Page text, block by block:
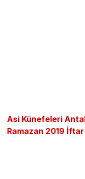
Asi Künefeleri
Ramazan 2019